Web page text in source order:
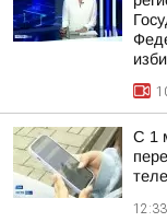
С 1
12:33